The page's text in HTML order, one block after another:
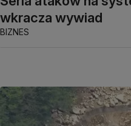
wkracza wywiad
BIZNES